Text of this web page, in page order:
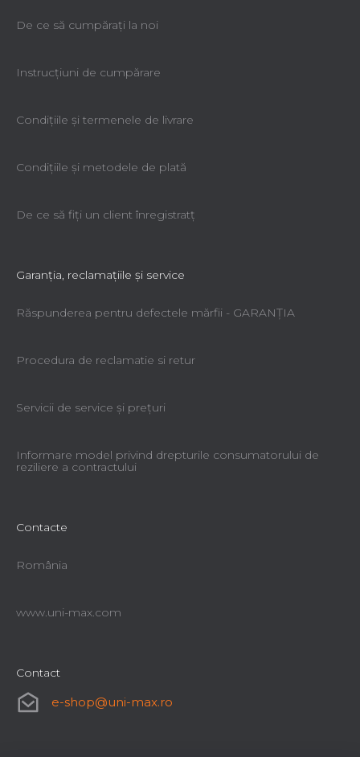
De ce să cumpăraţi la noi
Instrucțiuni de cumpărare
Condiţiile şi termenele de livrare
Condiţiile şi metodele de plată
De ce să fiţi un client înregistratţ
Garanţia, reclamaţiile şi service
Răspunderea pentru defectele mărfii - GARANŢIA
Procedura de reclamatie si retur
Servicii de service şi preţuri
Informare model privind drepturile consumatorului de
reziliere a contractului
Contacte
România
www.uni-max.com
Contact
e-shop@uni-max.ro